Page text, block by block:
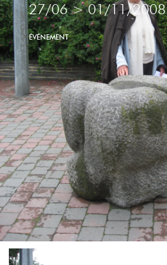
27/06>01/11/2008
ÉVÉNEMENT